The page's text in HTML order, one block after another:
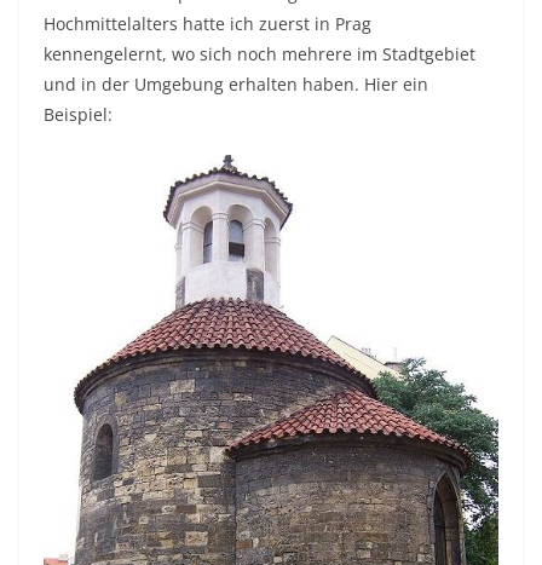
Hochmittelalters hatte ich zuerst in Prag
kennengelernt, wo sich noch mehrere im Stadtgebiet
und in der Umgebung erhalten haben. Hier ein
Beispiel: